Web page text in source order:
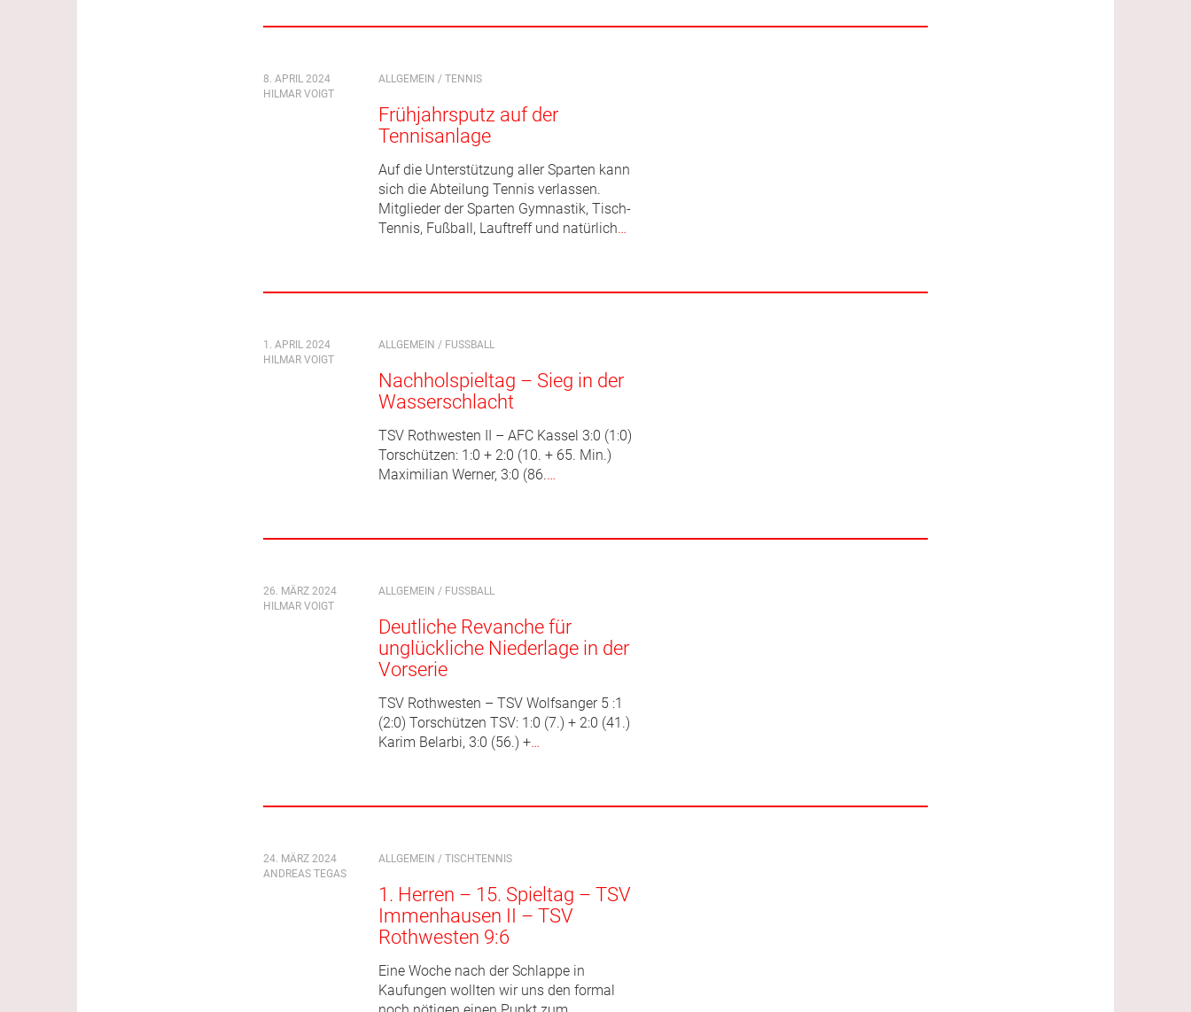
8. APRIL 2024
HILMAR VOIGT
ALLGEMEIN / TENNIS
Frühjahrsputz auf der
Tennisanlage
Auf die Unterstützung aller Sparten kann
sich die Abteilung Tennis verlassen.
Mitglieder der Sparten Gymnastik, Tisch-
Tennis, Fußball, Lauftreff und natürlich…
1. APRIL 2024
HILMAR VOIGT
ALLGEMEIN / FUSSBALL
Nachholspieltag – Sieg in der
Wasserschlacht
TSV Rothwesten II – AFC Kassel 3:0 (1:0)
Torschützen: 1:0 + 2:0 (10. + 65. Min.)
Maximilian Werner, 3:0 (86.…
26. MÄRZ 2024
HILMAR VOIGT
ALLGEMEIN / FUSSBALL
Deutliche Revanche für
unglückliche Niederlage in der
Vorserie
TSV Rothwesten – TSV Wolfsanger 5 :1
(2:0) Torschützen TSV: 1:0 (7.) + 2:0 (41.)
Karim Belarbi, 3:0 (56.) +…
24. MÄRZ 2024
ANDREAS TEGAS
ALLGEMEIN / TISCHTENNIS
1. Herren – 15. Spieltag – TSV
Immenhausen II – TSV
Rothwesten 9:6
Eine Woche nach der Schlappe in
Kaufungen wollten wir uns den formal